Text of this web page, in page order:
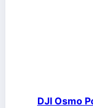
DJI Osmo